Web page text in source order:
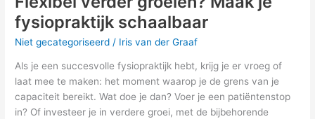
fysiopraktijk schaalbaar
Niet gecategoriseerd / Iris van der Graaf
Als je een succesvolle fysiopraktijk hebt, krijg je er vroeg of
laat mee te maken: het moment waarop je de grens van je
capaciteit bereikt. Wat doe je dan? Voer je een patiëntenstop
in? Of investeer je in verdere groei, met de bijbehorende